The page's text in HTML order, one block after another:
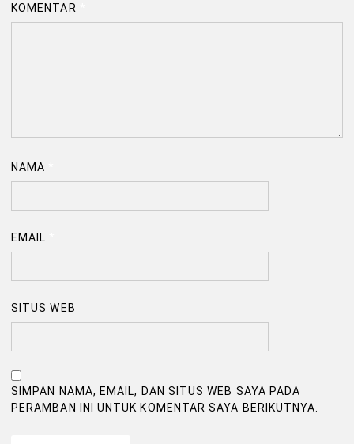
KOMENTAR
NAMA
EMAIL
SITUS WEB
SIMPAN NAMA, EMAIL, DAN SITUS WEB SAYA PADA
PERAMBAN INI UNTUK KOMENTAR SAYA BERIKUTNYA.